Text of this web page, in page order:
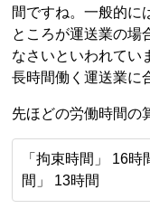
間ですね。一般的に
ところが運送業の場
なさいといわれてい
長時間働く運送業に
先ほどの労働時間の
「拘束時間」 16
間」 13時間